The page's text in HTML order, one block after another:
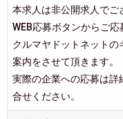
本求人は非公開求人でご
WEB応募ボタンからご応
クルマヤドットネット
案内をさせて頂きます。
実際の企業への応募は詳
合せください。